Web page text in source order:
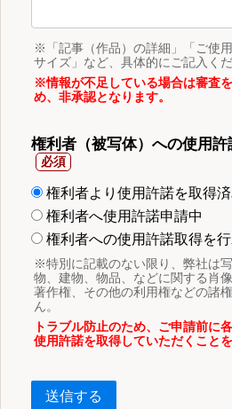
※「記事（作品）の詳細」「ご使
サイズ」など、具体的にご記入くだ
※情報が不足している場合は審査
め、非承認となります。
権利者（被写体）への使用
権利者より使用許諾を取得
権利者へ使用許諾申請中
権利者への使用許諾取得を
※特別に記載のない限り、弊社は
物、建物、物品、などに関する肖
著作権、その他の利用権などの諸
ん。
トラブル防止のため、ご申請前に
使用許諾を取得していただくこと
送信する